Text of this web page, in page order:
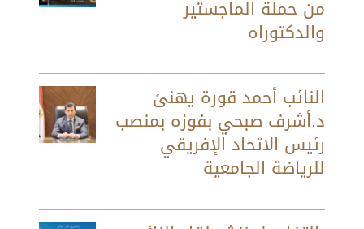
من حملة الماجستير
والدكتوراه
النائب أحمد قورة يهنئ
د.أشرف صبحي بفوزه بمنصب
رئيس الاتحاد الإفريقي
للرياضة الجامعية